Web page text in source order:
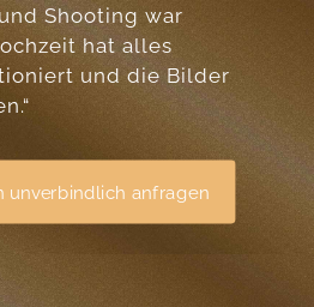
Shooting war
hat alles
und die Bilder
unverbindlich anfragen